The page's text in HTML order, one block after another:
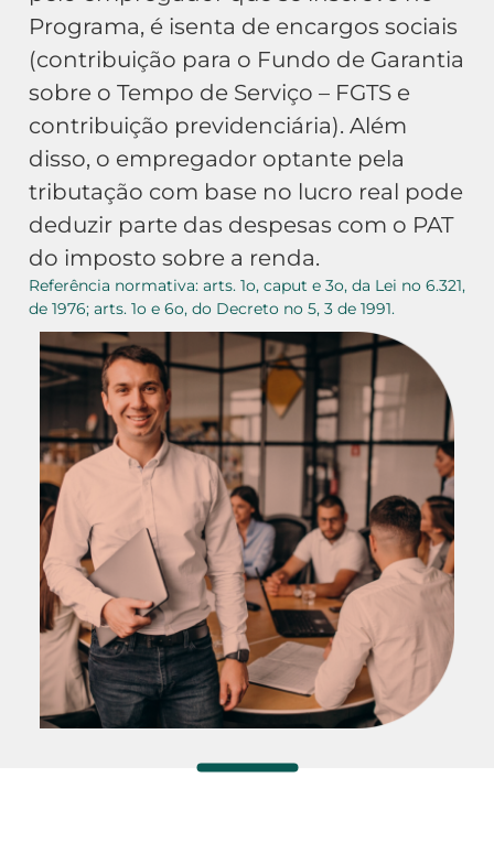
Programa, é isenta de encargos sociais
(contribuição para o Fundo de Garantia
sobre o Tempo de Serviço – FGTS e
contribuição previdenciária). Além
disso, o empregador optante pela
tributação com base no lucro real pode
deduzir parte das despesas com o PAT
do imposto sobre a renda.
Referência normativa: arts. 1o, caput e 3o, da Lei no 6.321,
de 1976; arts. 1o e 6o, do Decreto no 5, 3 de 1991.